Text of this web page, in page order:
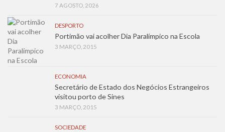
7 AGOSTO, 2026
DESPORTO
Portimão vai acolher Dia Paralímpico na Escola
3 MARÇO, 2015
ECONOMIA
Secretário de Estado dos Negócios Estrangeiros
visitou porto de Sines
3 MARÇO, 2015
SOCIEDADE